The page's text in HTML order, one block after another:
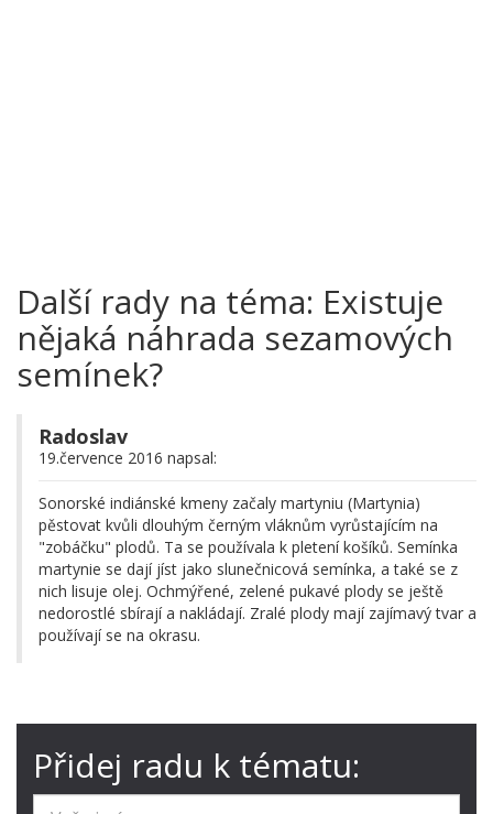
Další rady na téma: Existuje
nějaká náhrada sezamových
semínek?
Radoslav
19.července 2016 napsal:
Sonorské indiánské kmeny začaly martyniu (Martynia)
pěstovat kvůli dlouhým černým vláknům vyrůstajícím na
"zobáčku" plodů. Ta se používala k pletení košíků. Semínka
martynie se dají jíst jako slunečnicová semínka, a také se z
nich lisuje olej. Ochmýřené, zelené pukavé plody se ještě
nedorostlé sbírají a nakládají. Zralé plody mají zajímavý tvar a
používají se na okrasu.
Přidej radu k tématu: